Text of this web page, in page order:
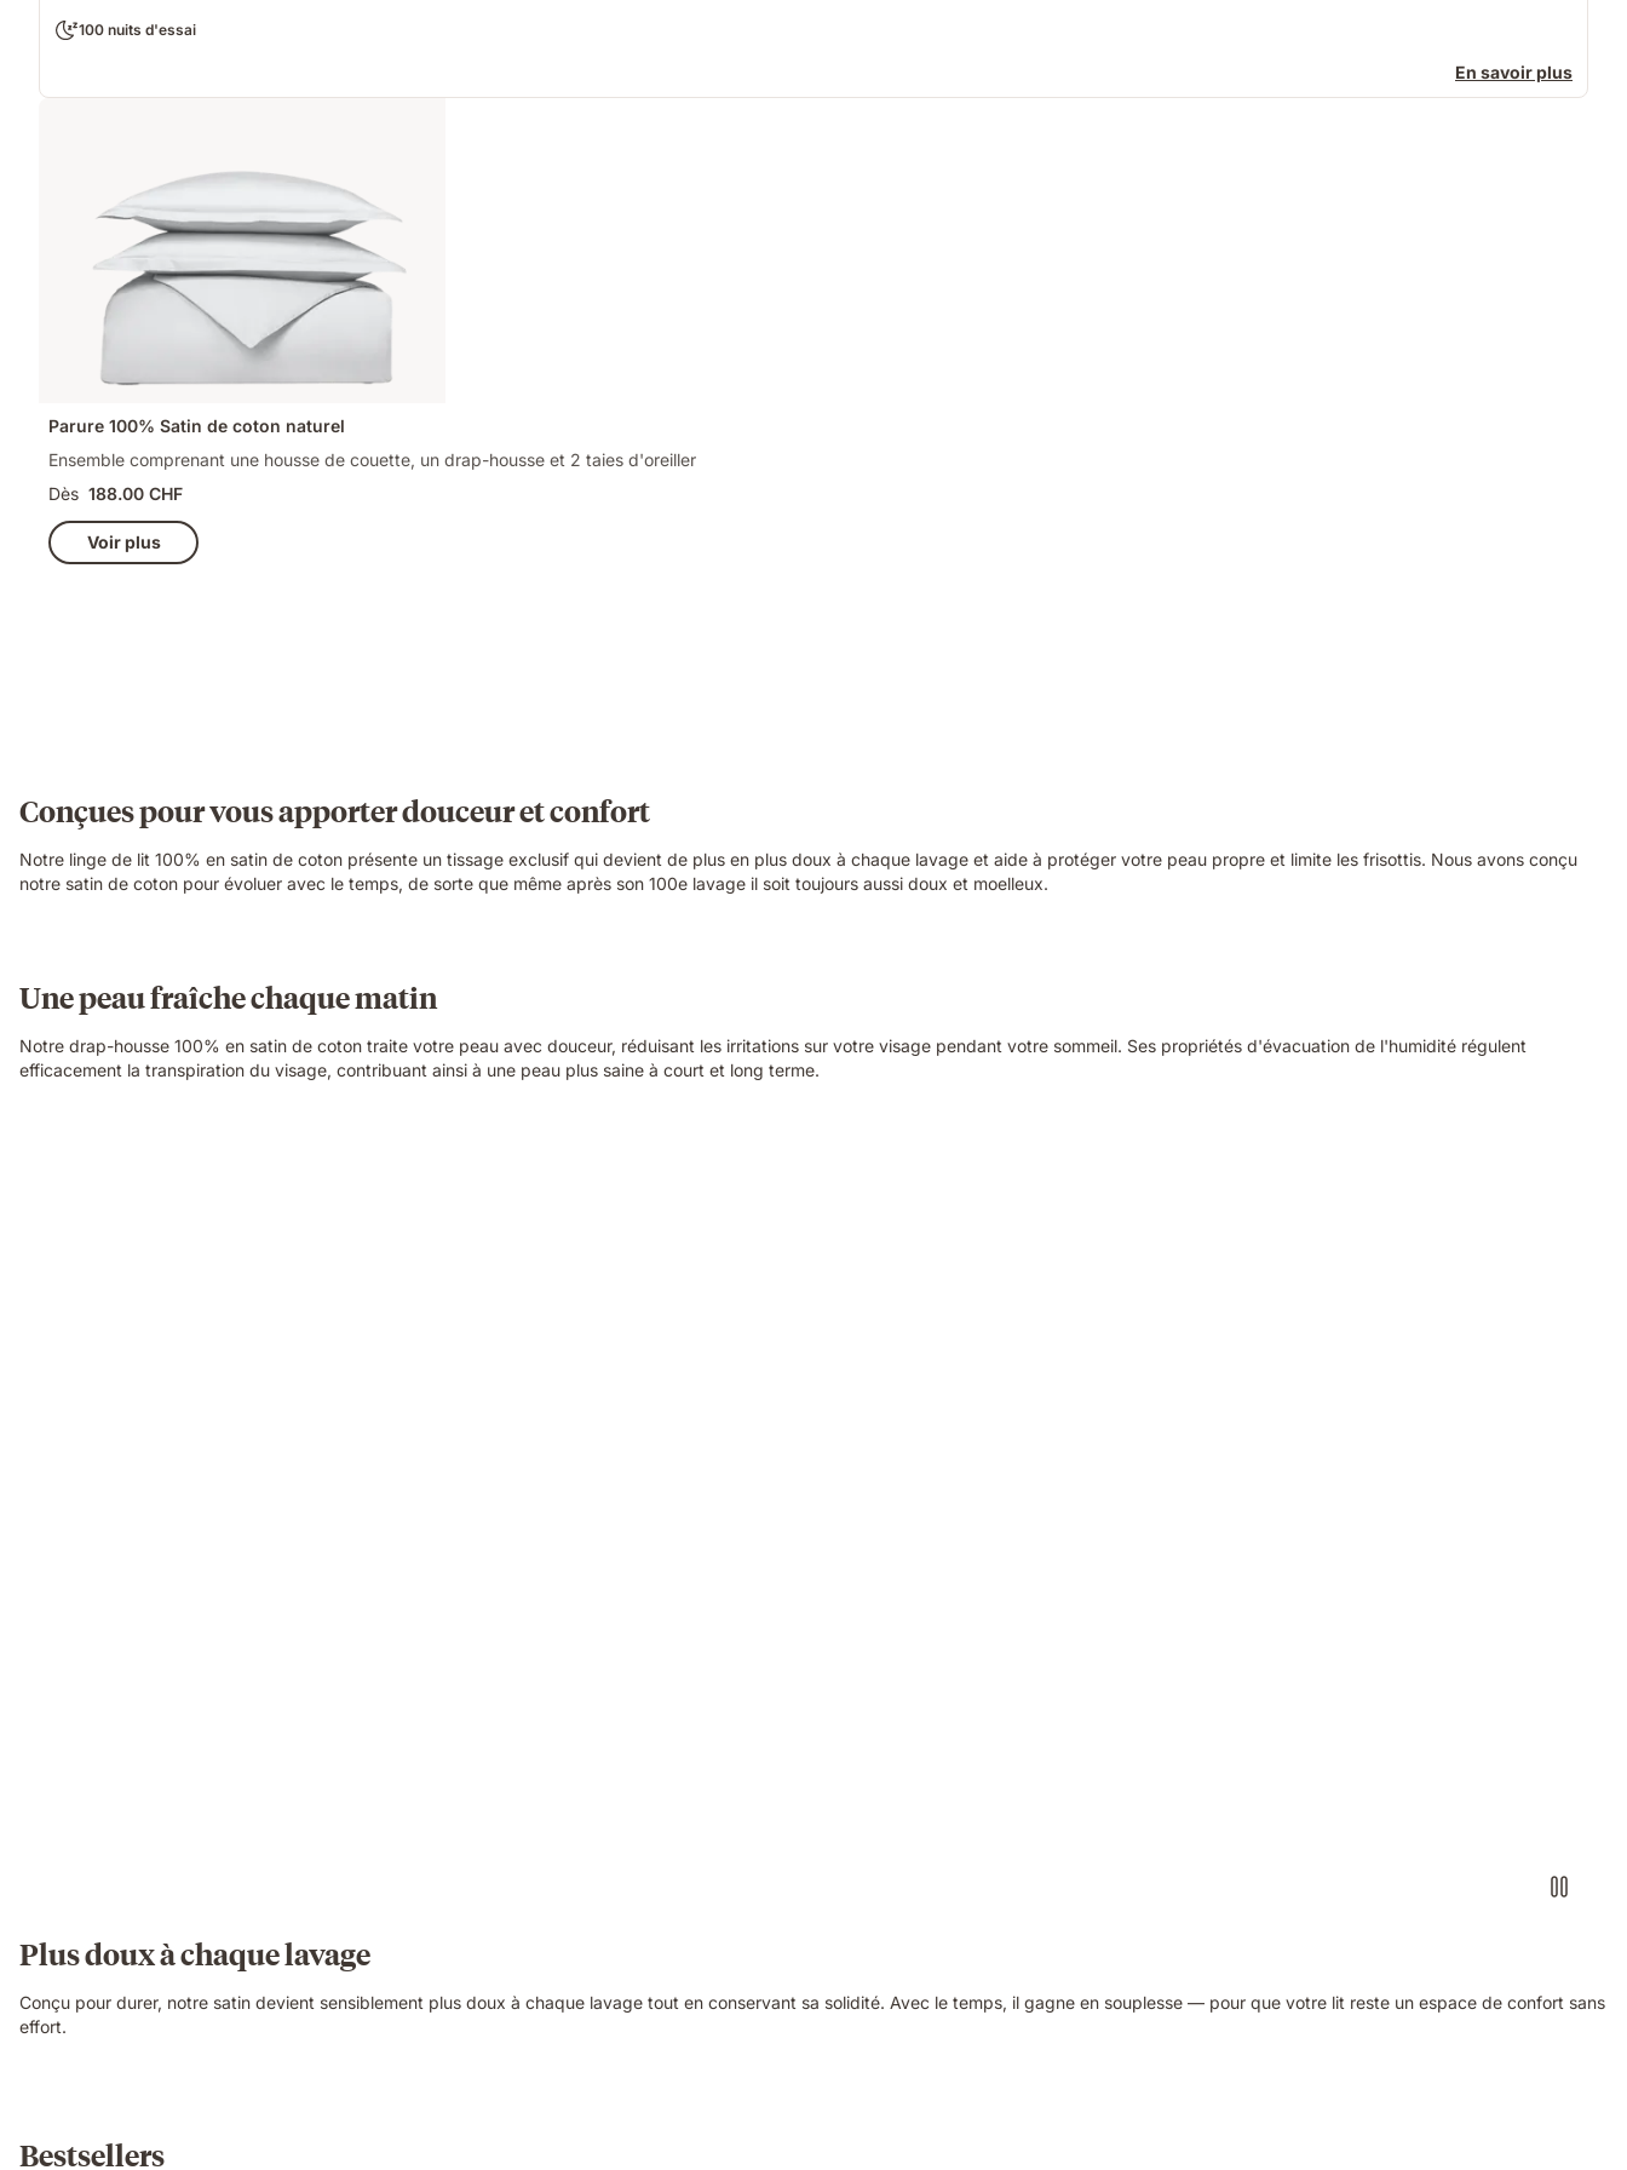
100 nuits d'essai
En savoir plus
Parure 100% Satin de coton naturel
Ensemble comprenant une housse de couette, un drap-housse et 2 taies d'oreiller
Dès 188.00 CHF
Voir plus
Conçues pour vous apporter douceur et confort
Notre linge de lit 100% en satin de coton présente un tissage exclusif qui devient de plus en plus doux à chaque lavage et aide à protéger votre peau propre et limite les frisottis. Nous avons conçu
notre satin de coton pour évoluer avec le temps, de sorte que même après son 100e lavage il soit toujours aussi doux et moelleux.
Une peau fraîche chaque matin
Notre drap-housse 100% en satin de coton traite votre peau avec douceur, réduisant les irritations sur votre visage pendant votre sommeil. Ses propriétés d'évacuation de l'humidité régulent
efficacement la transpiration du visage, contribuant ainsi à une peau plus saine à court et long terme.
Plus doux à chaque lavage
Conçu pour durer, notre satin devient sensiblement plus doux à chaque lavage tout en conservant sa solidité. Avec le temps, il gagne en souplesse — pour que votre lit reste un espace de confort sans
effort.
Bestsellers